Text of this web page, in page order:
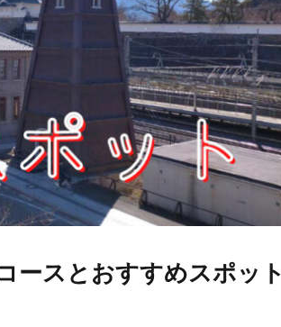
ースとおすすめスポット